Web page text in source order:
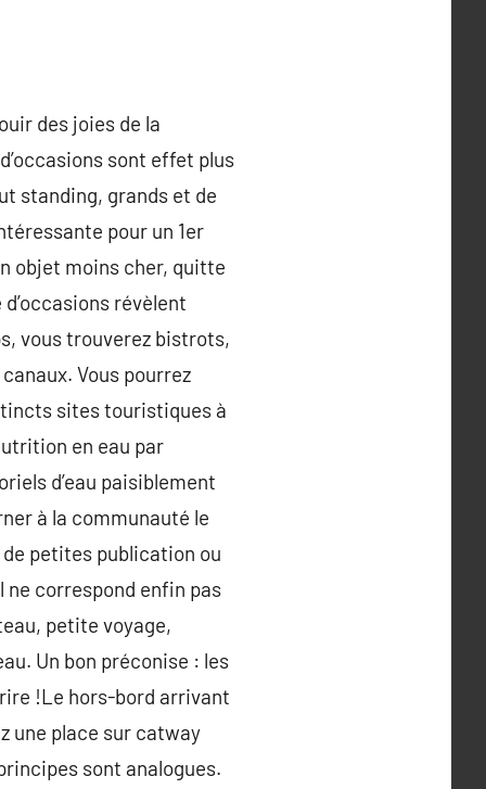
des joies de la
sont effet plus
standing, grands et de
pour un 1er
objet moins cher, quitte
révèlent
vous trouverez bistrots,
Vous pourrez
sites touristiques à
en eau par
d’eau paisiblement
à la communauté le
de petites publication ou
ne correspond enfin pas
petite voyage,
Un bon préconise : les
!Le hors-bord arrivant
une place sur catway
sont analogues.